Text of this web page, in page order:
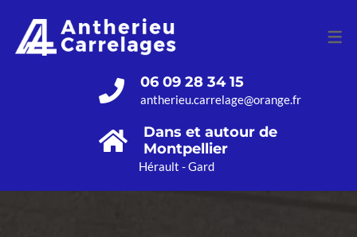
NOUS CONTACTER
MENTIONS LÉGALES 06 09 28 34 15
antherieu.carrelage@orange.fr
Dans et autour de
Montpellier
Hérault - Gard